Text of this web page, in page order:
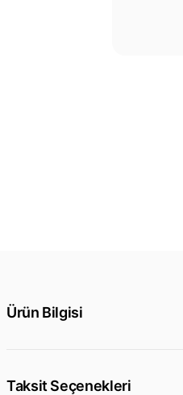
Ürün Bilgisi
Taksit Seçenekleri